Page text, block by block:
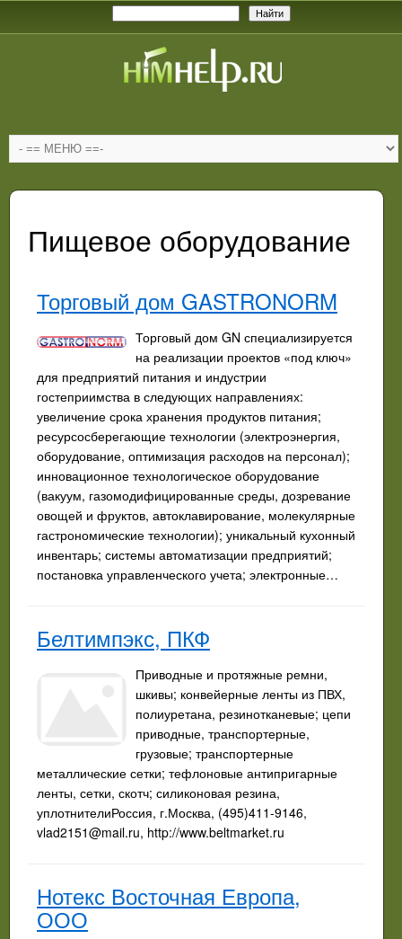
Пищевое оборудование
Торговый дом GASTRONORM
Торговый дом GN специализируется
на реализации проектов «под ключ»
для предприятий питания и индустрии
гостеприимства в следующих направлениях:
увеличение срока хранения продуктов питания;
ресурсосберегающие технологии (электроэнергия,
оборудование, оптимизация расходов на персонал);
инновационное технологическое оборудование
(вакуум, газомодифицированные среды, дозревание
овощей и фруктов, автоклавирование, молекулярные
гастрономические технологии); уникальный кухонный
инвентарь; системы автоматизации предприятий;
постановка управленческого учета; электронные…
Белтимпэкс, ПКФ
Приводные и протяжные ремни,
шкивы; конвейерные ленты из ПВХ,
полиуретана, резинотканевые; цепи
приводные, транспортерные,
грузовые; транспортерные
металлические сетки; тефлоновые антипригарные
ленты, сетки, скотч; силиконовая резина,
уплотнителиРоссия, г.Москва, (495)411-9146,
vlad2151@mail.ru, http://www.beltmarket.ru
Нотекс Восточная Европа,
ООО